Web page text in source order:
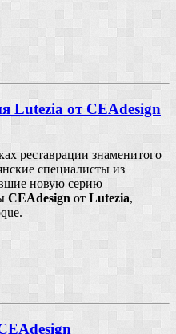
Lutezia от CEAdesign
реставрации знаменитого
специалисты из
новую серию
CEAdesign от Lutezia,